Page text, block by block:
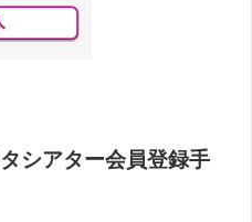
シアター会員登録手